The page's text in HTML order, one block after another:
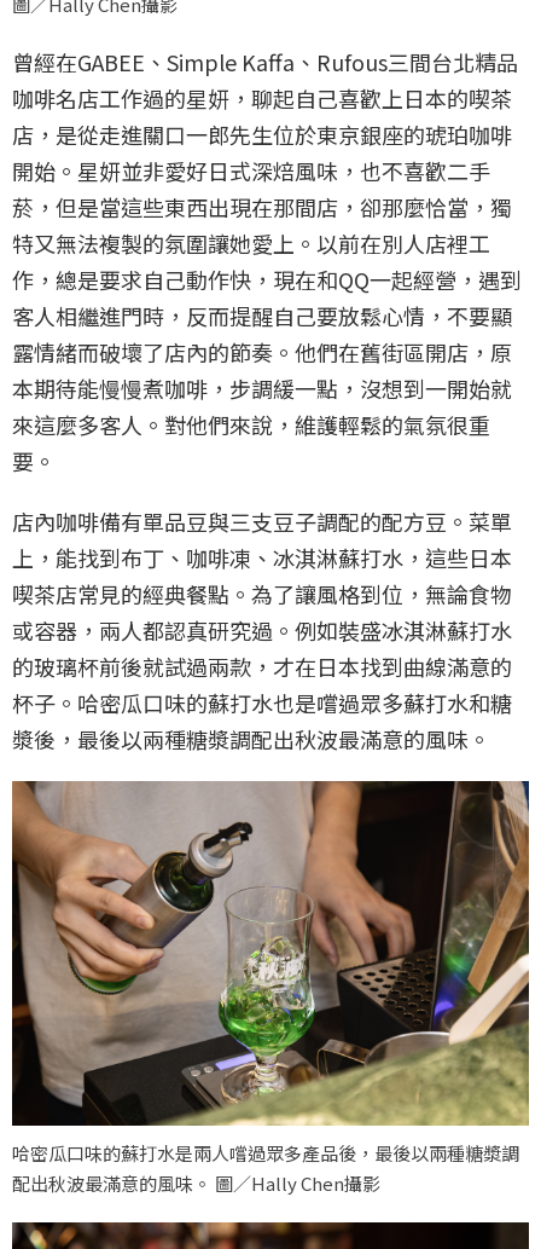
曾經在GABEE、Simple Kaffa、Rufous三間台北精品
咖啡名店工作過的星妍，聊起自己喜歡上日本的喫茶
店，是從走進關口一郎先生位於東京銀座的琥珀咖啡
開始。星妍並非愛好日式深焙風味，也不喜歡二手
菸，但是當這些東西出現在那間店，卻那麼恰當，獨
特又無法複製的氛圍讓她愛上。以前在別人店裡工
作，總是要求自己動作快，現在和QQ一起經營，遇到
客人相繼進門時，反而提醒自己要放鬆心情，不要顯
露情緒而破壞了店內的節奏。他們在舊街區開店，原
本期待能慢慢煮咖啡，步調緩一點，沒想到一開始就
來這麼多客人。對他們來說，維護輕鬆的氣氛很重
要。
店內咖啡備有單品豆與三支豆子調配的配方豆。菜單
上，能找到布丁、咖啡凍、冰淇淋蘇打水，這些日本
喫茶店常見的經典餐點。為了讓風格到位，無論食物
或容器，兩人都認真研究過。例如裝盛冰淇淋蘇打水
的玻璃杯前後就試過兩款，才在日本找到曲線滿意的
杯子。哈密瓜口味的蘇打水也是嚐過眾多蘇打水和糖
漿後，最後以兩種糖漿調配出秋波最滿意的風味。
哈密瓜口味的蘇打水是兩人嚐過眾多產品後，最後以兩種糖漿調
配出秋波最滿意的風味。 圖／Hally Chen攝影